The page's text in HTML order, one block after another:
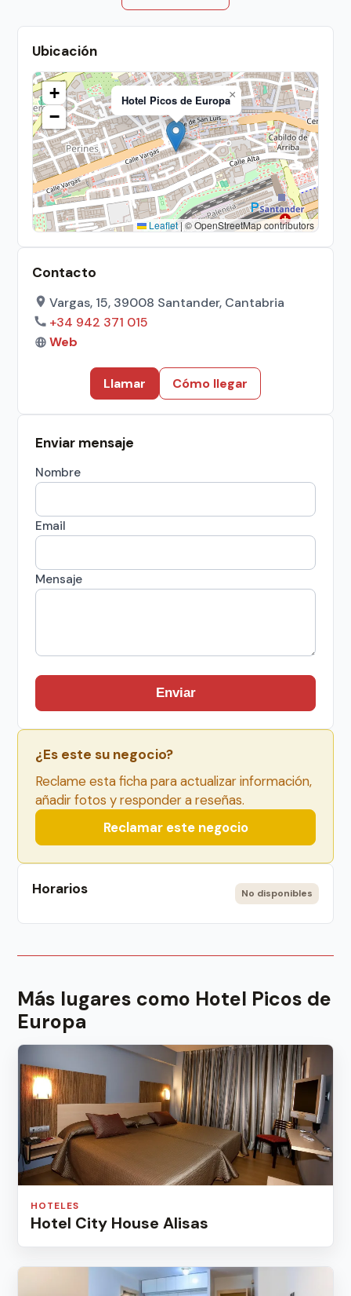
Ubicación
Hotel Picos de Europa×
+
−
Leaflet|© OpenStreetMap contributors
Contacto
Vargas, 15, 39008 Santander, Cantabria
+34 942 371 015
Web
Llamar Cómo llegar
Enviar mensaje
Nombre
Email
Mensaje
Enviar
¿Es este su negocio?
Reclame esta ficha para actualizar información,
añadir fotos y responder a reseñas.
Reclamar este negocio
Horarios No disponibles
Más lugares como Hotel Picos de
Europa
HOTELES
Hotel City House Alisas